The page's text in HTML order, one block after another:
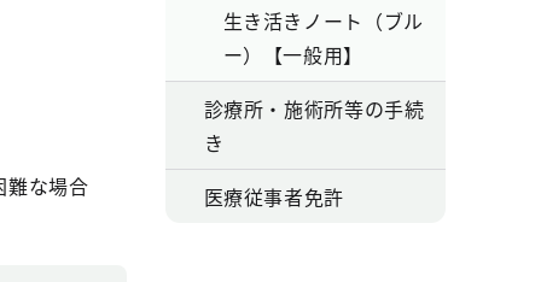
難な場合
生き活きノート（ブル
ー）【一般用】
診療所・施術所等の手続
き
医療従事者免許